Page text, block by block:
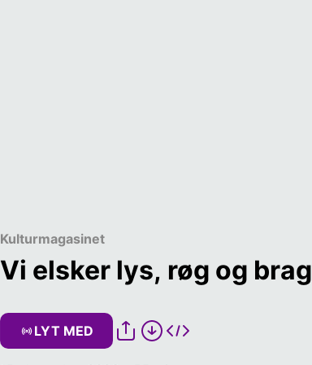
Kulturmagasinet
Vi elsker lys, røg og brag
LYT MED